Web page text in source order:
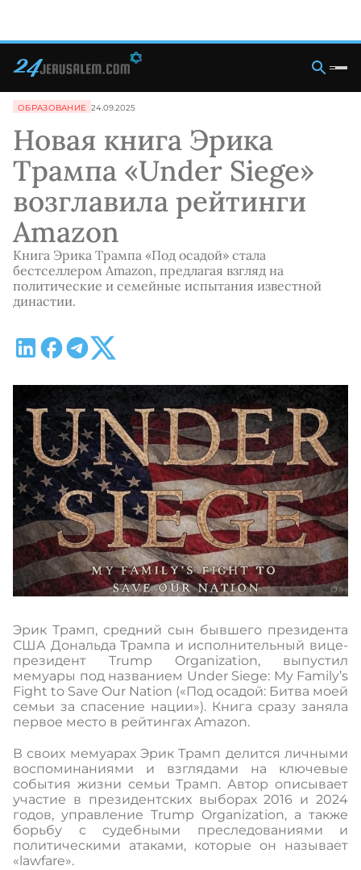
ОБРАЗОВАНИЕ 24.09.2025
Новая книга Эрика
Трампа «Under Siege»
возглавила рейтинги
Amazon
Книга Эрика Трампа «Под осадой» стала
бестселлером Amazon, предлагая взгляд на
политические и семейные испытания известной
династии.
Эрик Трамп, средний сын бывшего президента
США Дональда Трампа и исполнительный вице-
президент Trump Organization, выпустил
мемуары под названием Under Siege: My Family’s
Fight to Save Our Nation («Под осадой: Битва моей
семьи за спасение нации»). Книга сразу заняла
первое место в рейтингах Amazon.
В своих мемуарах Эрик Трамп делится личными
воспоминаниями и взглядами на ключевые
события жизни семьи Трамп. Автор описывает
участие в президентских выборах 2016 и 2024
годов, управление Trump Organization, а также
борьбу с судебными преследованиями и
политическими атаками, которые он называет
«lawfare».